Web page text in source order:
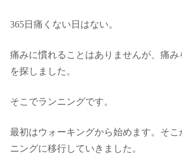
365日痛くない日はない。
痛みに慣れることはありませんが、痛
を探しました。
そこでランニングです。
最初はウォーキングから始めます。そこ
ニングに移行していきました。